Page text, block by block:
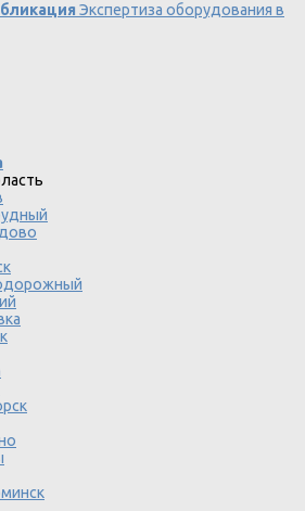
Экспертиза оборудования в